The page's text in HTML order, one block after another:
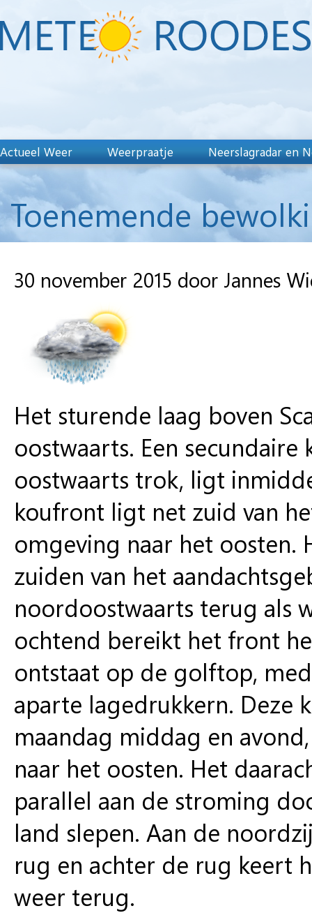
Actueel Weer Weerpraatje Neerslagradar en
Toenemende
30 november 2015 door Jannes
Het sturende laag boven
oostwaarts. Een
oostwaarts trok, ligt
koufront ligt net zuid van
omgeving naar het
zuiden van het
noordoostwaarts terug als
ochtend bereikt het front
ontstaat op de golftop,
aparte lagedrukkern. Deze
maandag middag en
naar het oosten. Het
parallel aan de stroming
land slepen. Aan de
rug en achter de rug keert
weer terug.